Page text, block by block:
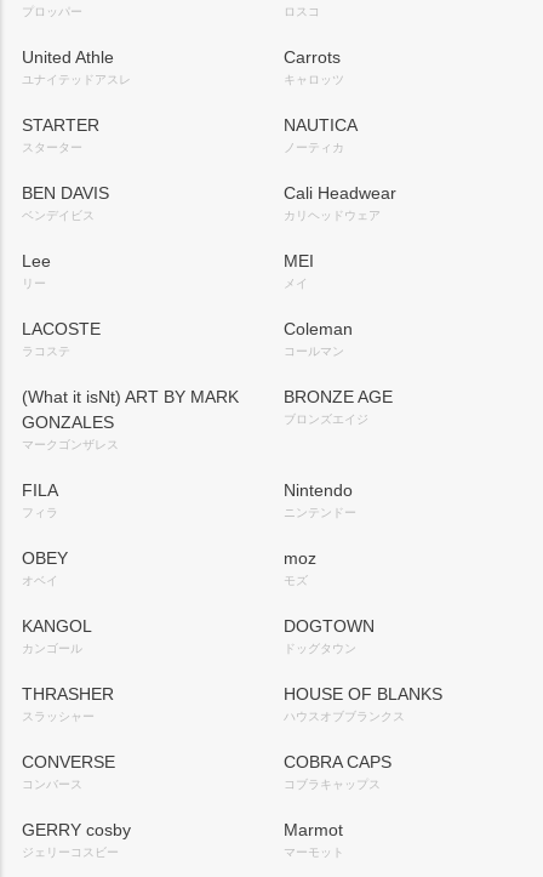
プロッパー ロスコ
United Athle
ユナイテッドアスレ
Carrots
キャロッツ
STARTER
スターター
NAUTICA
ノーティカ
BEN DAVIS
ベンデイビス
Cali Headwear
カリヘッドウェア
Lee
リー
MEI
メイ
LACOSTE
ラコステ
Coleman
コールマン
(What it isNt) ART BY MARK
GONZALES
マークゴンザレス
BRONZE AGE
ブロンズエイジ
FILA
フィラ
Nintendo
ニンテンドー
OBEY
オベイ
moz
モズ
KANGOL
カンゴール
DOGTOWN
ドッグタウン
THRASHER
スラッシャー
HOUSE OF BLANKS
ハウスオブブランクス
CONVERSE
コンバース
COBRA CAPS
コブラキャップス
GERRY cosby
ジェリーコスビー
Marmot
マーモット